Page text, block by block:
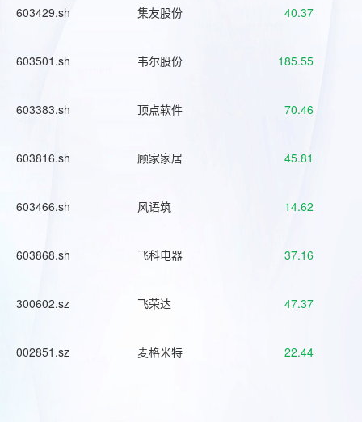
603429.sh 集友股份 40.37
603501.sh 韦尔股份 185.55
603383.sh 顶点软件 70.46
603816.sh 顾家家居 45.81
603466.sh 风语筑 14.62
603868.sh 飞科电器 37.16
300602.sz 飞荣达 47.37
002851.sz 麦格米特 22.44